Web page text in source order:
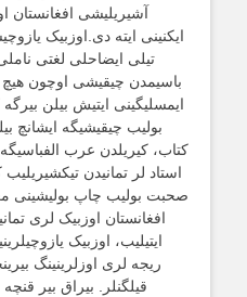
آشیریلیشی افغانستان
ایکنینی ایته دی.اوزبیک
تیلی ایضاحلی لغتی
باسیمدن چیقیشی اوچون
ایمسلیگینی ایتیش بیلن
بولیب چیقیشیگه ایشانچ
کتاب، کیریلدن عرب
استاد لر تمانیدن
صحبت بولیب چاپ بولیشینی
افغانستان اوزبیک لری
ایتیلیب، اوزبیک
ریجه لری اوزلرینینگ
قیلگنلر. بیراق بیر